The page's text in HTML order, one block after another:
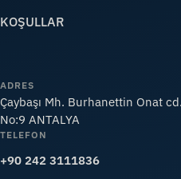
KOŞULLAR
ADRES
Çaybaşı Mh. Burhanettin Onat
No:9 ANTALYA
TELEFON
+90 242 3111836